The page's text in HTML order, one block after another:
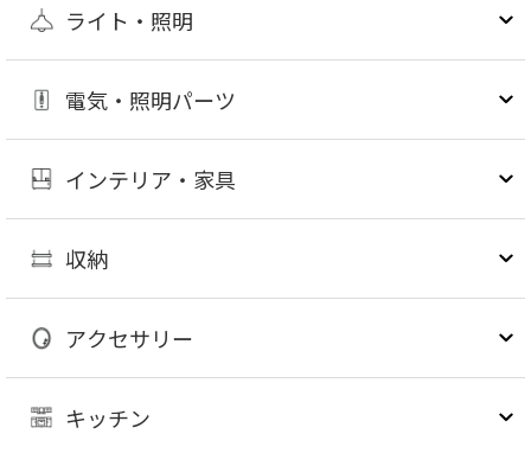
ライト・照明
電気・照明パーツ
インテリア・家具
収納
アクセサリー
キッチン